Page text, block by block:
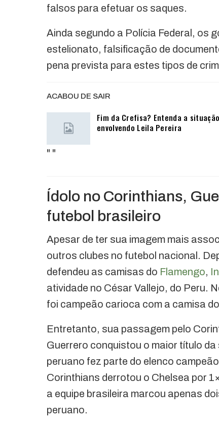
falsos para efetuar os saques.
Ainda segundo a Polícia Federal, os
estelionato, falsificação de
pena prevista para estes tipos de
ACABOU DE SAIR
Fim da Crefisa? Entenda a situação
envolvendo Leila Pereira
" "
Ídolo no Corinthians,
futebol brasileiro
Apesar de ter sua imagem mais
outros clubes no futebol nacional.
defendeu as camisas do Flamengo,
atividade no César Vallejo, do Peru.
foi campeão carioca com a camisa
Entretanto, sua passagem pelo
Guerrero conquistou o maior título
peruano fez parte do elenco
Corinthians derrotou o Chelsea por
a equipe brasileira marcou apenas
peruano.